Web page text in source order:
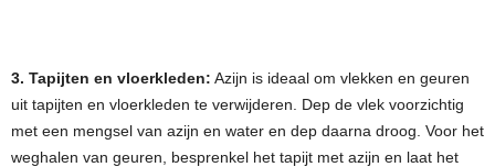
3. Tapijten en vloerkleden: Azijn is ideaal om vlekken en geuren
uit tapijten en vloerkleden te verwijderen. Dep de vlek voorzichtig
met een mengsel van azijn en water en dep daarna droog. Voor het
weghalen van geuren, besprenkel het tapijt met azijn en laat het